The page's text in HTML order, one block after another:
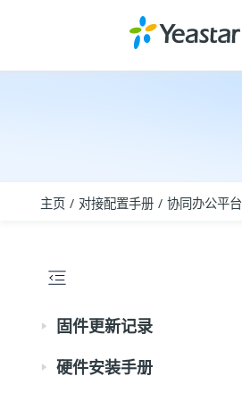
主页 对接配置手册 协同办公平台
固件更新记录
硬件安装手册